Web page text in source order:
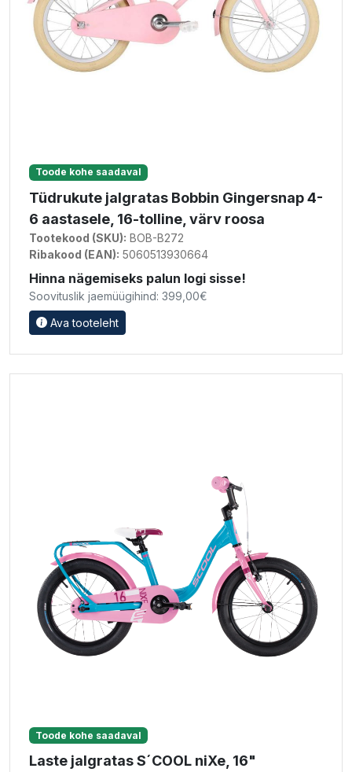
Toode kohe saadaval
Tüdrukute jalgratas Bobbin Gingersnap 4-
6 aastasele, 16-tolline, värv roosa
Tootekood (SKU): BOB-B272
Ribakood (EAN): 5060513930664
Hinna nägemiseks palun logi sisse!
Soovituslik jaemüügihind: 399,00€
Ava tooteleht
Toode kohe saadaval
Laste jalgratas S´COOL niXe, 16"